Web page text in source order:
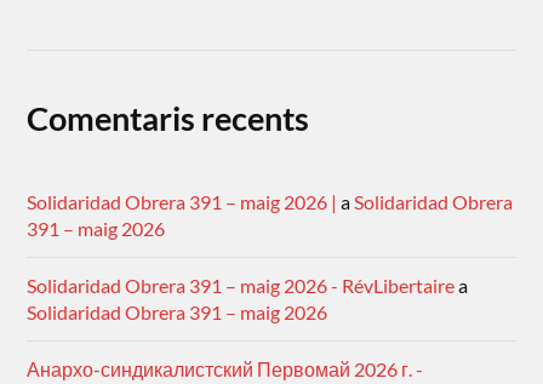
Comentaris recents
Solidaridad Obrera 391 – maig 2026 | a Solidaridad Obrera
391 – maig 2026
Solidaridad Obrera 391 – maig 2026 - RévLibertairea
Solidaridad Obrera 391 – maig 2026
Анархо-синдикалистский Первомай 2026 г. -